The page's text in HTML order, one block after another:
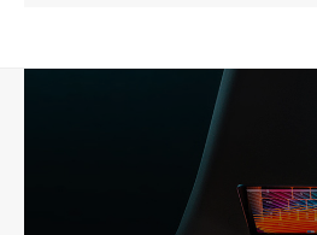
宁波高端网站建设公司推荐，移动